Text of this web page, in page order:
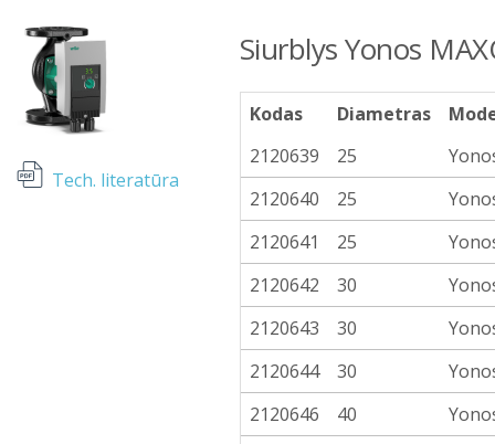
Tech. literatūra
Siurblys Yonos
Kodas Diametras
2120639
25
2120640
25
2120641
25
2120642
30
2120643
30
2120644
30
2120646
40